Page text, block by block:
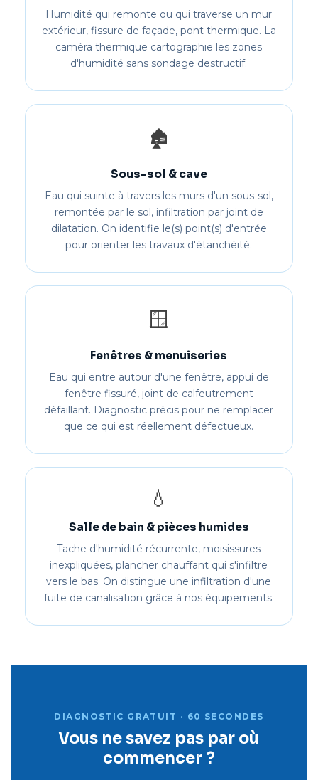
Humidité qui remonte ou qui traverse un mur
extérieur, fissure de façade, pont thermique. La
caméra thermique cartographie les zones
d'humidité sans sondage destructif.
🏚️
Sous-sol & cave
Eau qui suinte à travers les murs d'un sous-sol,
remontée par le sol, infiltration par joint de
dilatation. On identifie le(s) point(s) d'entrée
pour orienter les travaux d'étanchéité.
🪟
Fenêtres & menuiseries
Eau qui entre autour d'une fenêtre, appui de
fenêtre fissuré, joint de calfeutrement
défaillant. Diagnostic précis pour ne remplacer
que ce qui est réellement défectueux.
💧
Salle de bain & pièces humides
Tache d'humidité récurrente, moisissures
inexpliquées, plancher chauffant qui s'infiltre
vers le bas. On distingue une infiltration d'une
fuite de canalisation grâce à nos équipements.
DIAGNOSTIC GRATUIT · 60 SECONDES
Vous ne savez pas par où
commencer ?